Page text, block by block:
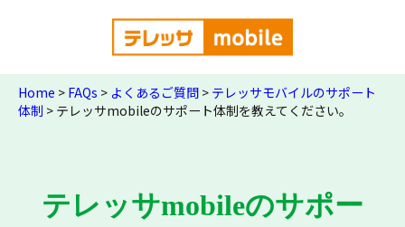
Home > FAQs > よくあるご質問 > テレッサモバイルのサポート
体制 > テレッサmobileのサポート体制を教えてください。
テレッサmobileのサポー